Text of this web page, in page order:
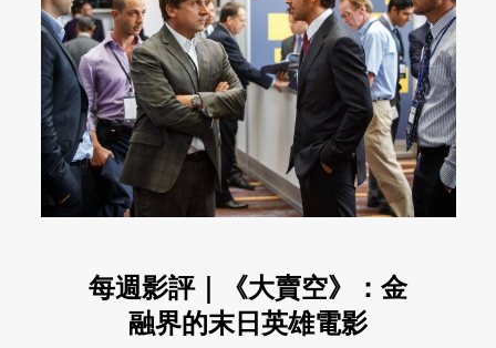
每週影評｜《大賣空》：金
融界的末日英雄電影